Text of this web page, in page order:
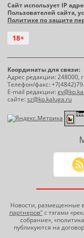
Сайт использует IP
Пользователей сайта,
Политике по защите
18+
Координаты для связи:
Адрес редакции: 248000,
Телефон/факс:
E-mail редакции:
сайте:sz@kp.kaluga.ru
Новости, размещенные
партнеров" с тэгами
собрание»,
публикуются на